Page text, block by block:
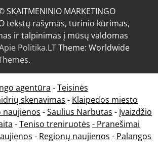
SKAITMENINIO MARKETINGO
tekstų rašymas, turinio kūrimas,
ir talpinimas į mūsų valdomas
Politika.LTTheme: Worldwide
.
agentūra -Teisinės
skenavimas - Klaipedos miesto
naujienos -Saulius Narbutas - Įvaizdžio
-Teniso treniruotės - Pranešimai
- Regionų naujienos - Palangos